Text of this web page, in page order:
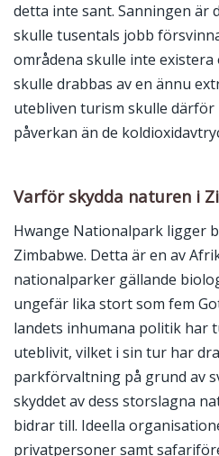
detta inte sant. Sanningen är
skulle tusentals jobb
områdena skulle inte
skulle drabbas av en ännu
utebliven turism skulle
påverkan än de
Varför skydda naturen i
Hwange Nationalpark ligger
Zimbabwe. Detta är en av
nationalparker gällande
ungefär lika stort som fem
landets inhumana politik har
uteblivit, vilket i sin tur har
parkförvaltning på grund av
skyddet av dess storslagna
bidrar till. Ideella
privatpersoner samt